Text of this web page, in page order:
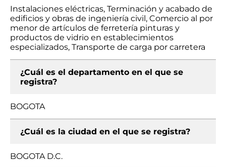
Instalaciones eléctricas, Terminación y acabado de
edificios y obras de ingeniería civil, Comercio al por
menor de artículos de ferretería pinturas y
productos de vidrio en establecimientos
especializados, Transporte de carga por carretera
¿Cuál es el departamento en el que se
registra?
BOGOTA
¿Cuál es la ciudad en el que se registra?
BOGOTA D.C.